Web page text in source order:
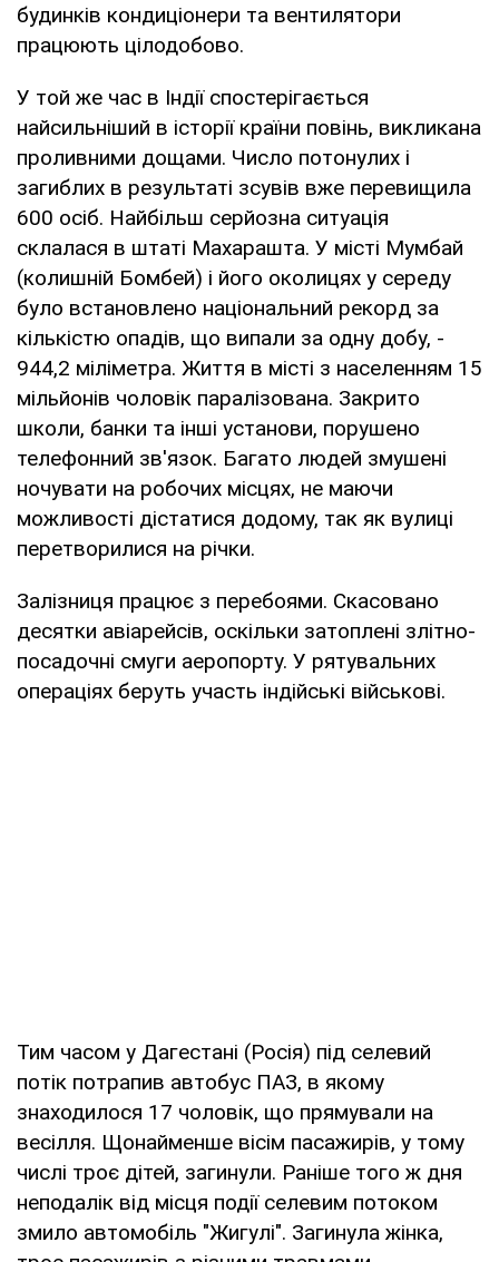
будинків кондиціонери та вентилятори
працюють цілодобово.
У той же час в Індії спостерігається
найсильніший в історії країни повінь, викликана
проливними дощами. Число потонулих і
загиблих в результаті зсувів вже перевищила
600 осіб. Найбільш серйозна ситуація
склалася в штаті Махарашта. У місті Мумбай
(колишній Бомбей) і його околицях у середу
було встановлено національний рекорд за
кількістю опадів, що випали за одну добу, -
944,2 міліметра. Життя в місті з населенням 15
мільйонів чоловік паралізована. Закрито
школи, банки та інші установи, порушено
телефонний зв'язок. Багато людей змушені
ночувати на робочих місцях, не маючи
можливості дістатися додому, так як вулиці
перетворилися на річки.
Залізниця працює з перебоями. Скасовано
десятки авіарейсів, оскільки затоплені злітно-
посадочні смуги аеропорту. У рятувальних
операціях беруть участь індійські військові.
Тим часом у Дагестані (Росія) під селевий
потік потрапив автобус ПАЗ, в якому
знаходилося 17 чоловік, що прямували на
весілля. Щонайменше вісім пасажирів, у тому
числі троє дітей, загинули. Раніше того ж дня
неподалік від місця події селевим потоком
змило автомобіль "Жигулі". Загинула жінка,